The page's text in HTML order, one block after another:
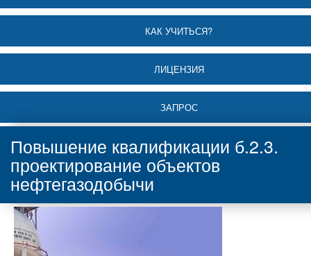
КАК УЧИТЬСЯ?
ЛИЦЕНЗИЯ
ЗАПРОС
Повышение квалификации б.2.3.
проектирование объектов
нефтегазодобычи